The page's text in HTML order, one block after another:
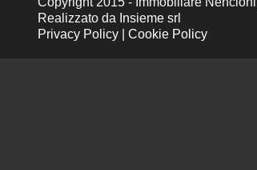
Realizzato da Insieme srl
Privacy Policy
Cookie Policy